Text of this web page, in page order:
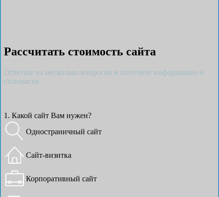
Рассчитать стоимость сайта
Ответьте на несколько вопросов и получите информацию о
стоимости
1. Какой сайт Вам нужен?
Одностраничный сайт
Сайт-визитка
Корпоративный сайт